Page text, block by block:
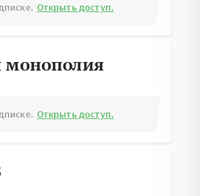
Открыть доступ.
монополия
Открыть доступ.